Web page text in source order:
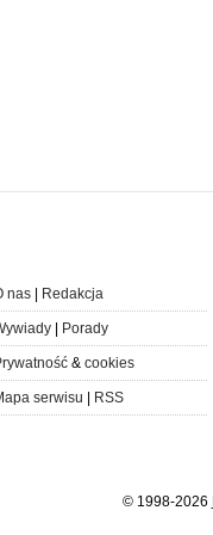
nas| Redakcja
| Porady
& cookies
serwisu RSS
© 1998-2026